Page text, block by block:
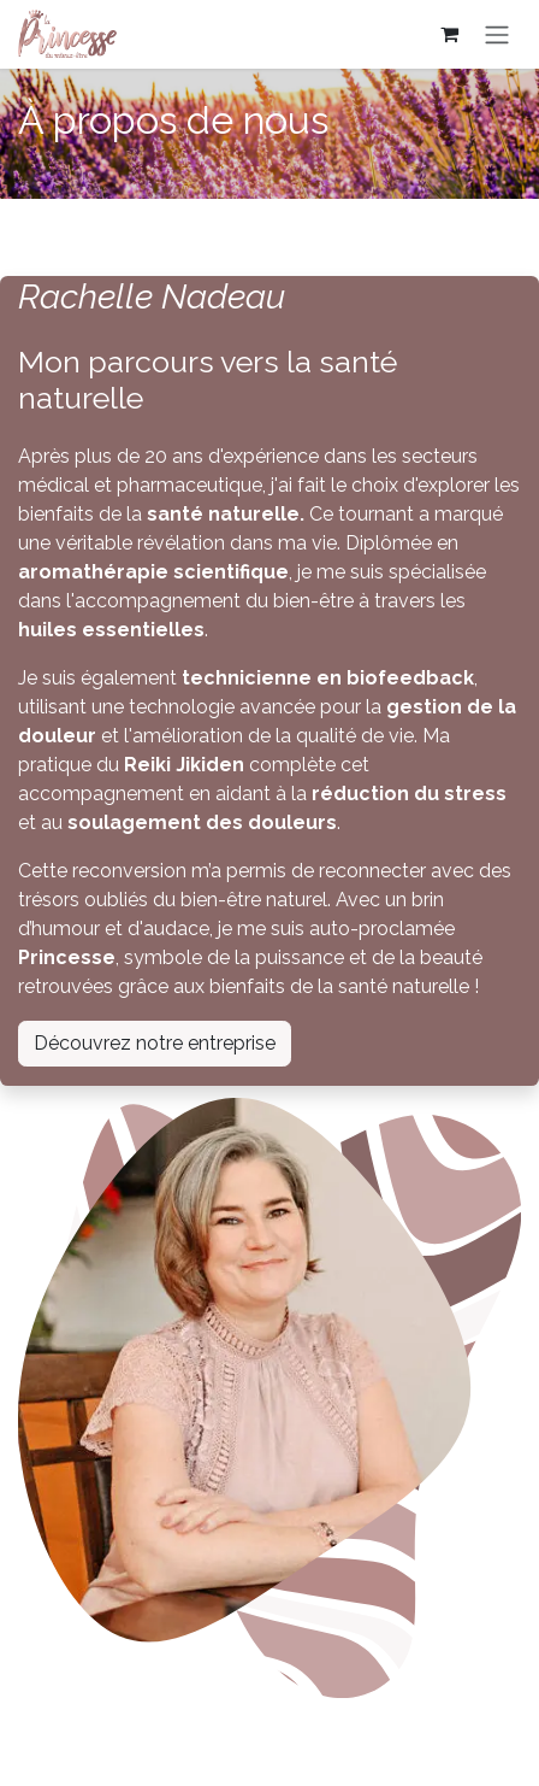
Se rendre au contenu
À propos de nous
Rachelle Nadeau
Mon parcours vers la santé
naturelle
Après plus de 20 ans d'expérience dans les secteurs
médical et pharmaceutique, j'ai fait le choix d'explorer les
bienfaits de la santé naturelle. Ce tournant a marqué
une véritable révélation dans ma vie. Diplômée en
aromathérapie scientifique, je me suis spécialisée
dans l'accompagnement du bien-être à travers les
huiles essentielles.
Je suis également technicienne en biofeedback,
utilisant une technologie avancée pour la gestion de la
douleur et l'amélioration de la qualité de vie. Ma
pratique du Reiki Jikiden complète cet
accompagnement en aidant à la réduction du stress
et au soulagement des douleurs.
Cette reconversion m’a permis de reconnecter avec des
trésors oubliés du bien-être naturel. Avec un brin
d’humour et d'audace, je me suis auto-proclamée
Princesse, symbole de la puissance et de la beauté
retrouvées grâce aux bienfaits de la santé naturelle !
Découvrez notre entreprise